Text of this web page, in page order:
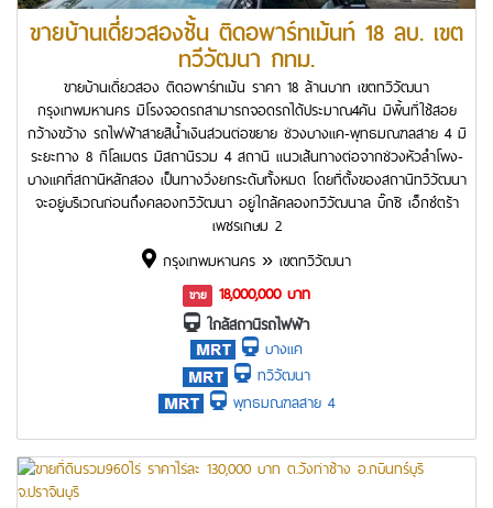
ขายบ้านเดี่ยวสองชั้น ติดอพาร์ทเม้นท์ 18 ลบ. เขต
ทวีวัฒนา กทม.
ขายบ้านเดี่ยวสอง ติดอพาร์ทเม้น ราคา 18 ล้านบาท เขตทวีวัฒนา
กรุงเทพมหานคร มีโรงจอดรถสามารถจอดรถได้ประมาณ4คัน มีพื้นที่ใช้สอย
กว้างขว้าง รถไฟฟ้าสายสีน้ำเงินส่วนต่อขยาย ช่วงบางแค-พุทธมณฑลสาย 4 มี
ระยะทาง 8 กิโลเมตร มีสถานีรวม 4 สถานี แนวเส้นทางต่อจากช่วงหัวลำโพง-
บางแคที่สถานีหลักสอง เป็นทางวิ่งยกระดับทั้งหมด โดยที่ตั้งของสถานีทวีวัฒนา
จะอยู่บริเวณก่อนถึงคลองทวีวัฒนา อยู่ใกล้คลองทวีวัฒนาล บิ๊กซี เอ็กซ์ตร้า
เพชรเกษม 2
กรุงเทพมหานคร » เขตทวีวัฒนา
ขาย
18,000,000 บาท
ใกล้สถานีรถไฟฟ้า
บางแค
ทวีวัฒนา
พุทธมณฑลสาย 4